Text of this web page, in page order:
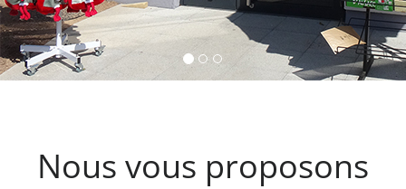
Nous vous proposons un
provenant de la cave Les Faîtières
Kintzheim-St-Hippolyte.
Nous vous proposons